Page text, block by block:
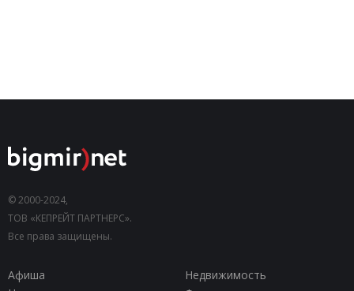
© 2000-2024,
ТОВ «КЕПРЕЙТ ПАРТНЕРС».
Все права защищены.
Афиша
Недвижимость